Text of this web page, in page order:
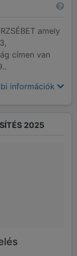
amely
címen van
információk
2025